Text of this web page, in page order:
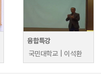
융합특강
국민대학교 | 이석환